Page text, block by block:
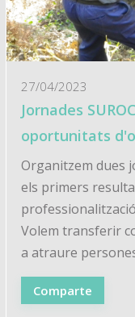
27/04/2023
Jornades
oportunitats
Organitzem dues
els primers
Volem transferir
a atraure
Comparte